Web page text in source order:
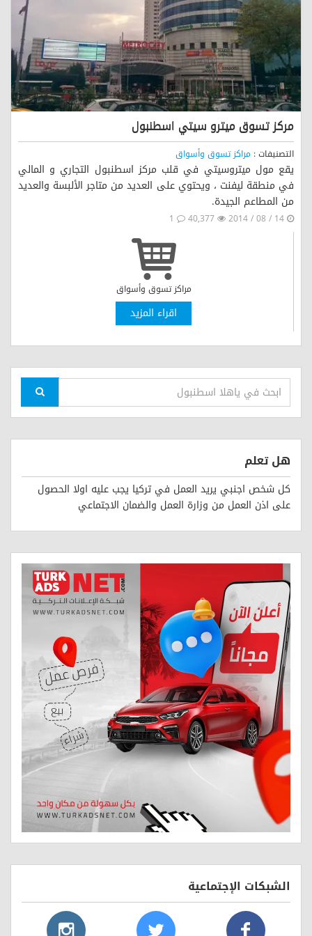
مركز تسوق ميترو سيتي اسطنبول
التصنيفات : مراكز تسوق وأسواق
يقع مول ميتروسيتي في قلب مركز اسطنبول التجاري و المالي
في منطقة ليفنت ، ويحتوي على العديد من متاجر الألبسة والعديد
من المطاعم الجيدة.
مراكز تسوق وأسواق
اقراء المزيد
هل تعلم
كل شخص اجنبي يريد العمل في تركيا يجب عليه اولا الحصول
على اذن العمل من وزارة العمل والضمان الاجتماعي
الشبكات الإجتماعية